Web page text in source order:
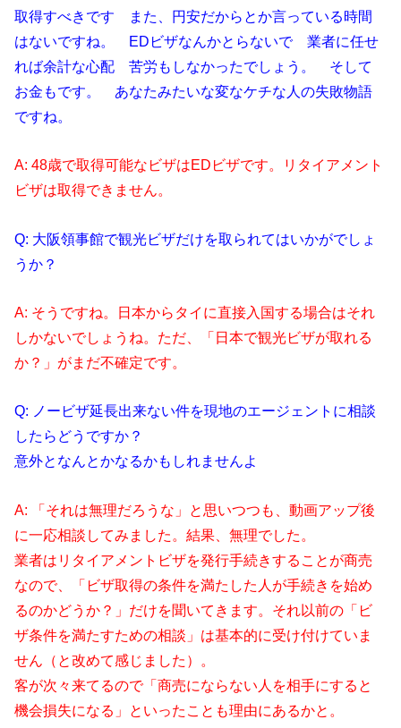
取得すべきです また、円安だからとか言っている時間
はないですね。 EDビザなんかとらないで 業者に任せ
れば余計な心配 苦労もしなかったでしょう。 そして
お金もです。 あなたみたいな変なケチな人の失敗物語
ですね。
A: 48歳で取得可能なビザはEDビザです。リタイアメント
ビザは取得できません。
Q: 大阪領事館で観光ビザだけを取られてはいかがでしょ
うか？
A: そうですね。日本からタイに直接入国する場合はそれ
しかないでしょうね。 ただ、「日本で観光ビザが取れる
か？」がまだ不確定です。
Q: ノービザ延長出来ない件を現地のエージェントに相談
したらどうですか？
意外となんとかなるかもしれませんよ
A: 「それは無理だろうな」と思いつつも、動画アップ後
に一応相談してみました。結果、無理でした。
業者はリタイアメントビザを発行手続きすることが商売
なので、「ビザ取得の条件を満たした人が手続きを始め
るのかどうか？」だけを聞いてきます。それ以前の「ビ
ザ条件を満たすための相談」は基本的に受け付けていま
せん（と改めて感じました）。
客が次々来てるので「商売にならない人を相手にすると
機会損失になる」といったことも理由にあるかと。